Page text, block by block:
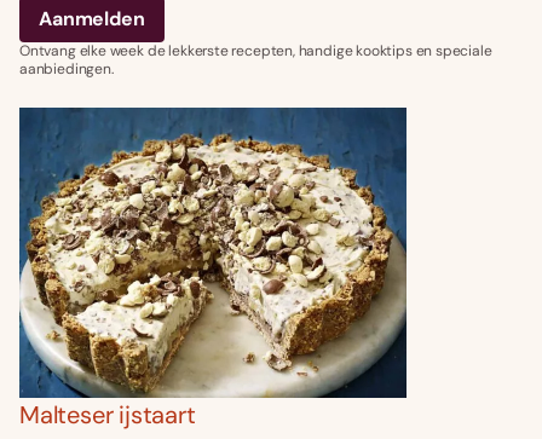
Ontvang elke week de lekkerste recepten, handige kooktips en speciale
aanbiedingen.
Malteser ijstaart